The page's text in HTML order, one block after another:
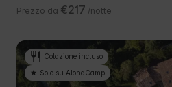
Prezzo da €217 /notte
Colazione incluso
Solo su AlohaCamp